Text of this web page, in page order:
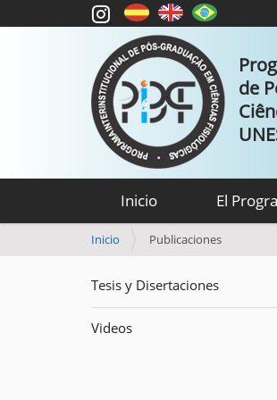
de
Inicio El
U
e
d
e
Inicio Publicaciones
Tesis y Disertaciones
Videos